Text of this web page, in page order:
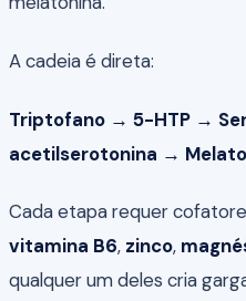
A cadeia é direta:
Triptofano → 5-HTP →
acetilserotonina →
Cada etapa requer
vitamina B6, zinco,
qualquer um deles cria